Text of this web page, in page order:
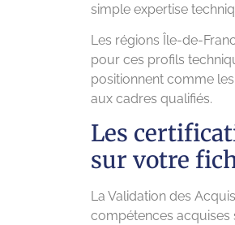
simple expertise
Les régions Île-de-
pour ces profils
positionnent comme
aux cadres qualifiés.
Les
sur votre
La Validation des
compétences acquises